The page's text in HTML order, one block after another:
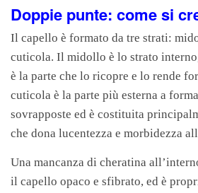
Doppie punte: come si
Il capello è formato da tre strati:
cuticola. Il midollo è lo strato
è la parte che lo ricopre e lo rende
cuticola è la parte più esterna a
sovrapposte ed è costituita
che dona lucentezza e morbidezza
Una mancanza di cheratina
il capello opaco e sfibrato, ed è